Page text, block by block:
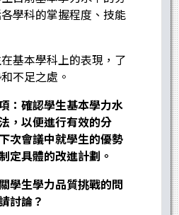
學科的掌握程度、技能
基本學科上的表現，了
不足之處。
：確認學生基本學力水
，以便進行有效的分
次會議中就學生的優勢
定具體的改進計劃。
學生學力品質挑戰的問
討論？